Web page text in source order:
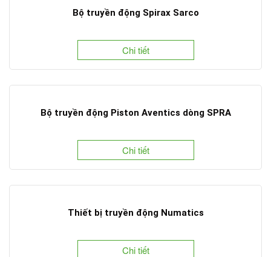
Bộ truyền động Spirax Sarco
Chi tiết
Bộ truyền động Piston Aventics dòng SPRA
Chi tiết
Thiết bị truyền động Numatics
Chi tiết